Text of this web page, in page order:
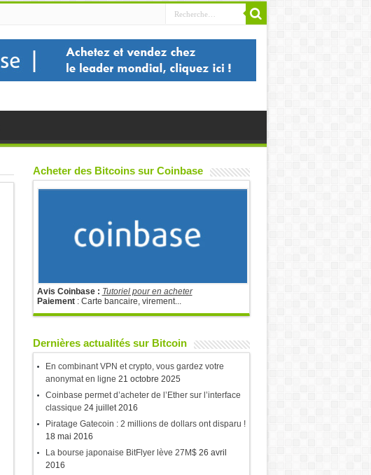
Acheter des Bitcoins sur Coinbase
Avis Coinbase : Tutoriel pour en acheter
Paiement: Carte bancaire, virement...
Dernières actualités sur Bitcoin
En combinant VPN et crypto, vous gardez votre
anonymat en ligne 21 octobre 2025
Coinbase permet d’acheter de l’Ether sur l’interface
classique 24 juillet 2016
Piratage Gatecoin : 2 millions de dollars ont disparu !
18 mai 2016
La bourse japonaise BitFlyer lève 27M$ 26 avril
2016